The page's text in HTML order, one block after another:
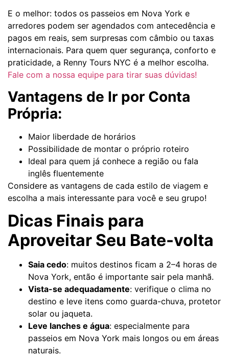
E o melhor: todos os passeios em Nova York e
arredores podem ser agendados com antecedência e
pagos em reais, sem surpresas com câmbio ou taxas
internacionais. Para quem quer segurança, conforto e
praticidade, a Renny Tours NYC é a melhor escolha.
Fale com a nossa equipe para tirar suas dúvidas!
Vantagens de Ir por Conta
Própria:
Maior liberdade de horários
Possibilidade de montar o próprio roteiro
Ideal para quem já conhece a região ou fala
inglês fluentemente
Considere as vantagens de cada estilo de viagem e
escolha a mais interessante para você e seu grupo!
Dicas Finais para
Aproveitar Seu Bate-volta
Saia cedo: muitos destinos ficam a 2–4 horas de
Nova York, então é importante sair pela manhã.
Vista-se adequadamente: verifique o clima no
destino e leve itens como guarda-chuva, protetor
solar ou jaqueta.
Leve lanches e água: especialmente para
passeios em Nova York mais longos ou em áreas
naturais.